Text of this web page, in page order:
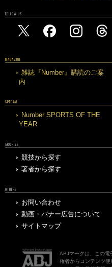
FOLLOW US
MAGAZINE
雑誌『Number』購読のご案
内
SPECIAL
Number SPORTS OF THE
YEAR
ARCHIVE
競技から探す
著者から探す
OTHERS
お問い合わせ
動画・バナー広告について
サイトマップ
ABJマークは、この電
権者からコンテンツ